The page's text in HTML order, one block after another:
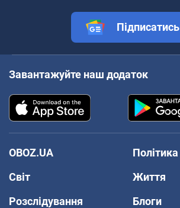
Підписатись
Завантажуйте наш додаток
OBOZ.UA
Політика
Світ
Життя
Розслідування
Блоги